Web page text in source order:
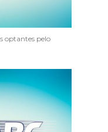
optantes pelo